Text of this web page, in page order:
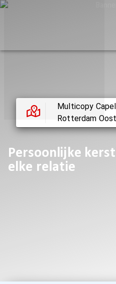
Multicopy
Rotterdam
Persoonlijke
elke relatie